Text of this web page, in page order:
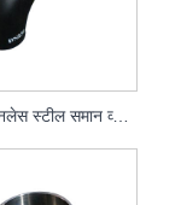
180° स्टेनलेस स्टील समान व्यासाचा स्टँप केलेला सीमलेस कोपर